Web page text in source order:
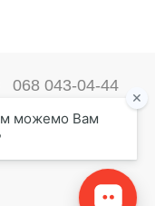
068 043-04-44